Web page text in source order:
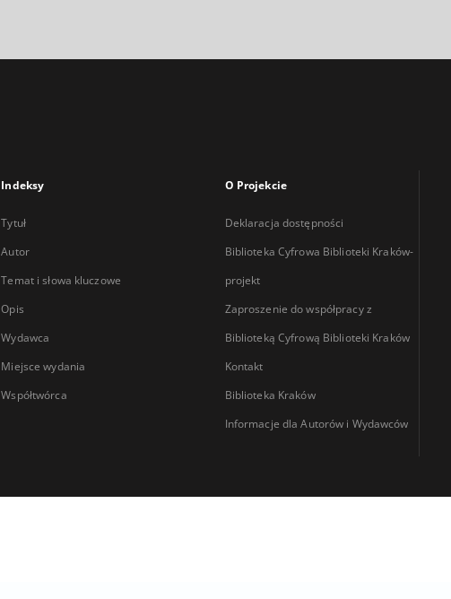
Indeksy
Tytuł
Autor
Temat i słowa kluczowe
Opis
Wydawca
Miejsce wydania
Współtwórca
O Projekcie
Deklaracja dostępności
Biblioteka Cyfrowa Biblioteki Kraków-
projekt
Zaproszenie do współpracy z
Biblioteką Cyfrową Biblioteki Kraków
Kontakt
Biblioteka Kraków
Informacje dla Autorów i Wydawców